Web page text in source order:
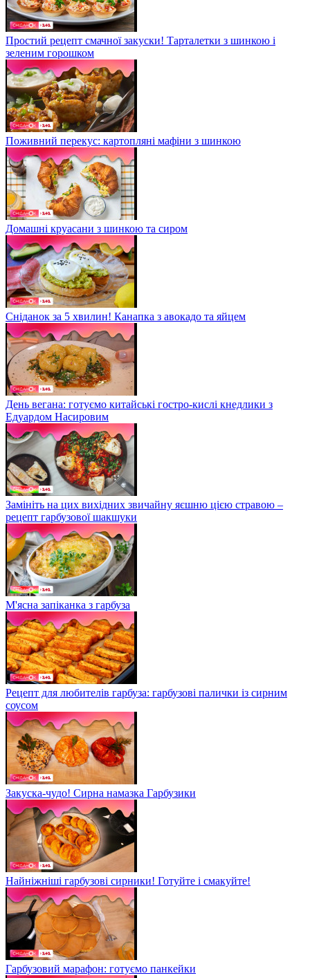
Простий рецепт смачної закуски! Тарталетки з шинкою і
зеленим горошком
Поживний перекус: картопляні мафіни з шинкою
Домашні круасани з шинкою та сиром
Сніданок за 5 хвилин! Канапка з авокадо та яйцем
День вегана: готуємо китайські гостро-кислі кнедлики з
Едуардом Насировим
Замініть на цих вихідних звичайну яєшню цією стравою –
рецепт гарбузової шакшуки
М'ясна запіканка з гарбуза
Рецепт для любителів гарбуза: гарбузові палички із сирним
соусом
Закуска-чудо! Сирна намазка Гарбузики
Найніжніші гарбузові сирники! Готуйте і смакуйте!
Гарбузовий марафон: готуємо панкейки